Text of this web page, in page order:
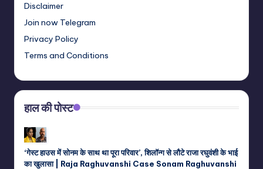
Disclaimer
Join now Telegram
Privacy Policy
Terms and Conditions
हाल की पोस्ट
‘गेस्ट हाउस में सोनम के साथ था पूरा परिवार’, शिलॉन्ग से लौटे राजा रघुवंशी के भाई
का खुलासा | Raja Raghuvanshi Case Sonam Raghuvanshi